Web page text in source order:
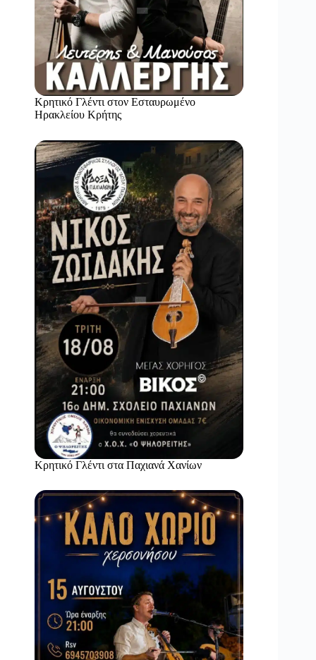
Κρητικό Γλέντι στον Εσταυρωμένο
Ηρακλείου Κρήτης
Κρητικό Γλέντι στα Παχιανά Χανίων